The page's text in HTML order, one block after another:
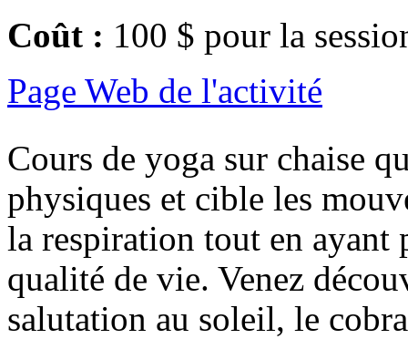
Coût : 100 $ pour la
Page Web de l'activité
Cours de yoga sur chaise
physiques et cible les
la respiration tout en
qualité de vie. Venez
salutation au soleil, le